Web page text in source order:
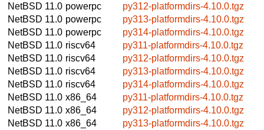
NetBSD 11.0 powerpc
py312-platformdirs-4.10.0.tgz
NetBSD 11.0 powerpc
py313-platformdirs-4.10.0.tgz
NetBSD 11.0 powerpc
py314-platformdirs-4.10.0.tgz
NetBSD 11.0 riscv64
py311-platformdirs-4.10.0.tgz
NetBSD 11.0 riscv64
py312-platformdirs-4.10.0.tgz
NetBSD 11.0 riscv64
py313-platformdirs-4.10.0.tgz
NetBSD 11.0 riscv64
py314-platformdirs-4.10.0.tgz
NetBSD 11.0 x86_64
py311-platformdirs-4.10.0.tgz
NetBSD 11.0 x86_64
py312-platformdirs-4.10.0.tgz
NetBSD 11.0 x86_64
py313-platformdirs-4.10.0.tgz